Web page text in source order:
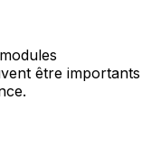
être importants